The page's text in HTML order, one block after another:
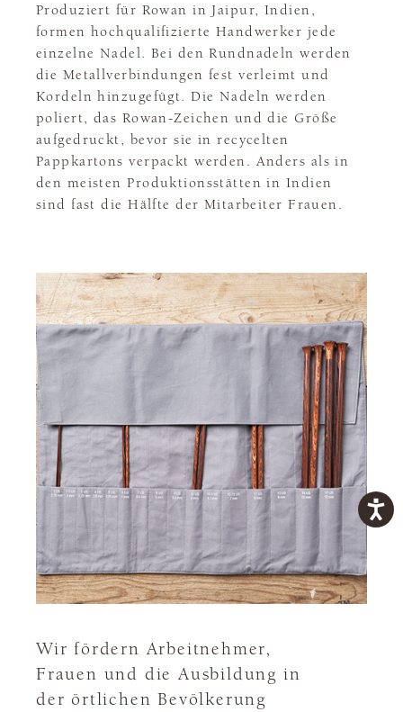
Produziert für Rowan in Jaipur, Indien,
formen hochqualifizierte Handwerker jede
einzelne Nadel. Bei den Rundnadeln werden
die Metallverbindungen fest verleimt und
Kordeln hinzugefügt. Die Nadeln werden
poliert, das Rowan-Zeichen und die Größe
aufgedruckt, bevor sie in recycelten
Pappkartons verpackt werden. Anders als in
den meisten Produktionsstätten in Indien
sind fast die Hälfte der Mitarbeiter Frauen.
Wir fördern Arbeitnehmer,
Frauen und die Ausbildung in
der örtlichen Bevölkerung